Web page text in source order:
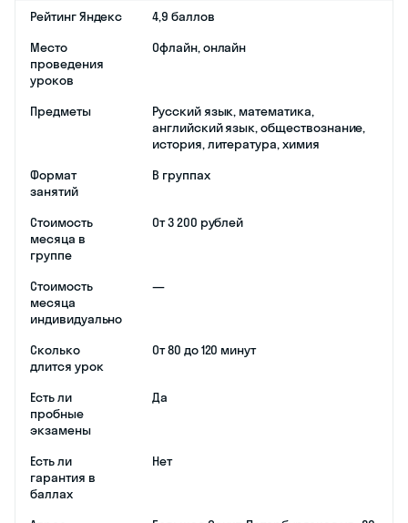
основным
предметам. Эти
уроки проходят 1 на
1 с учителем и
основаны на
треке ученика.
регулярно
получать и
анализировать
обратную связь
от
преподавателя;
бесплатно
отменять и
переносить
занятия, брать
отпуск;